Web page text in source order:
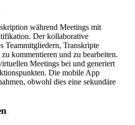
während Meetings mit
Der kollaborative
Teammitgliedern, Transkripte
kommentieren und zu bearbeiten.
Meetings bei und generiert
Die mobile App
obwohl dies eine sekundäre